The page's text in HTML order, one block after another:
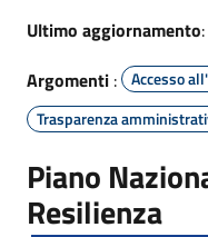
Ultimo aggiornamento
Argomenti :
Accesso
Trasparenza
Piano
Resilienza